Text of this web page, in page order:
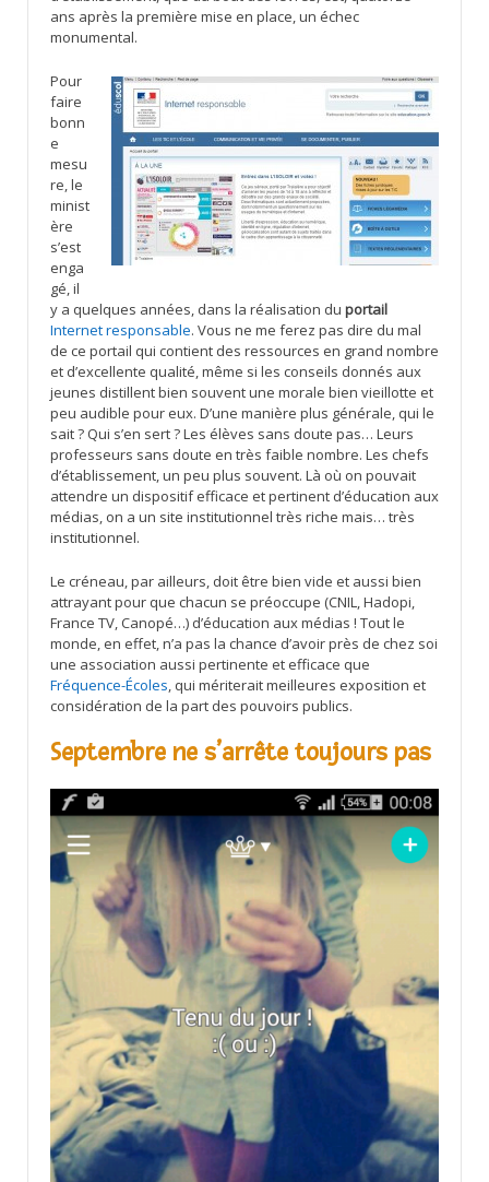
ans après la première mise en place, un échec
monumental.
Pour
faire
bonn
e
mesu
re, le
minist
ère
s’est
enga
gé, il
y a quelques années, dans la réalisation du portail
Internet responsable. Vous ne me ferez pas dire du mal
de ce portail qui contient des ressources en grand nombre
et d’excellente qualité, même si les conseils donnés aux
jeunes distillent bien souvent une morale bien vieillotte et
peu audible pour eux. D’une manière plus générale, qui le
sait ? Qui s’en sert ? Les élèves sans doute pas… Leurs
professeurs sans doute en très faible nombre. Les chefs
d’établissement, un peu plus souvent. Là où on pouvait
attendre un dispositif efficace et pertinent d’éducation aux
médias, on a un site institutionnel très riche mais… très
institutionnel.
Le créneau, par ailleurs, doit être bien vide et aussi bien
attrayant pour que chacun se préoccupe (CNIL, Hadopi,
France TV, Canopé…) d’éducation aux médias ! Tout le
monde, en effet, n’a pas la chance d’avoir près de chez soi
une association aussi pertinente et efficace que
Fréquence-Écoles, qui mériterait meilleures exposition et
considération de la part des pouvoirs publics.
Septembre ne s’arrête toujours pas